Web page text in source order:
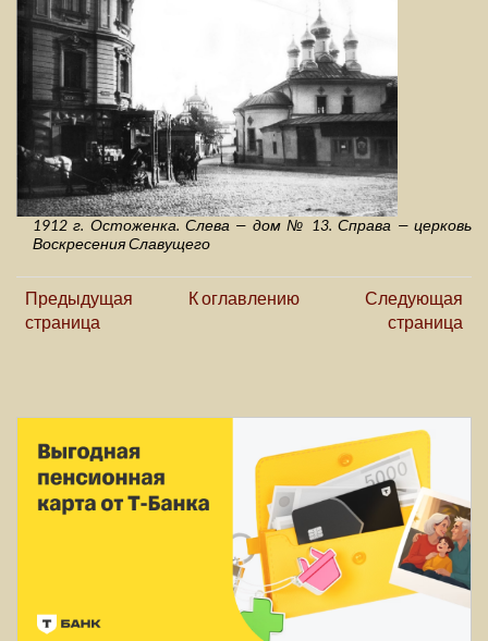
1912 г. Остоженка. Слева — дом № 13. Справа — церковь
Воскресения Славущего
Предыдущая
страница
К оглавлению
Следующая
страница